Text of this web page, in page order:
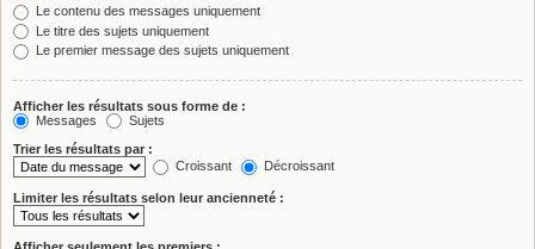
Le contenu des messages uniquement
Le titre des sujets uniquement
Le premier message des sujets uniquement
Afficher les résultats sous forme de :
Messages
Sujets
Trier les résultats par :
Croissant
Décroissant
Limiter les résultats selon leur ancienneté :